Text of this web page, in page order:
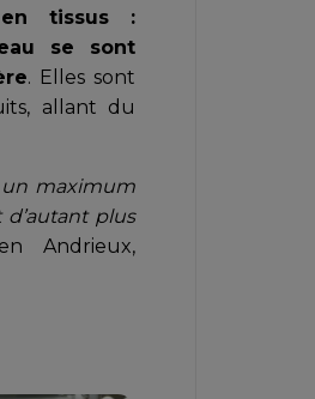
tissus :
se sont
. Elles sont
allant du
maximum
plus
Andrieux,